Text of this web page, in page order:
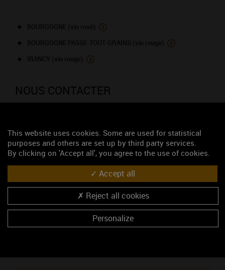
NOUS CONTACTER
Viticulteur
35, chemin des Fossés
89290 IRANCY
Madame ROUGET ève
06 73 80 56 02
https://www.cantin-irancy.com
CONTACTEZ CE PROFESSIONNEL
This website uses cookies. Some are used for statistical
purposes and others are set up by third party services.
By clicking on 'Accept all', you agree to the use of cookies.
Accept all
Reject all cookies
Personalize